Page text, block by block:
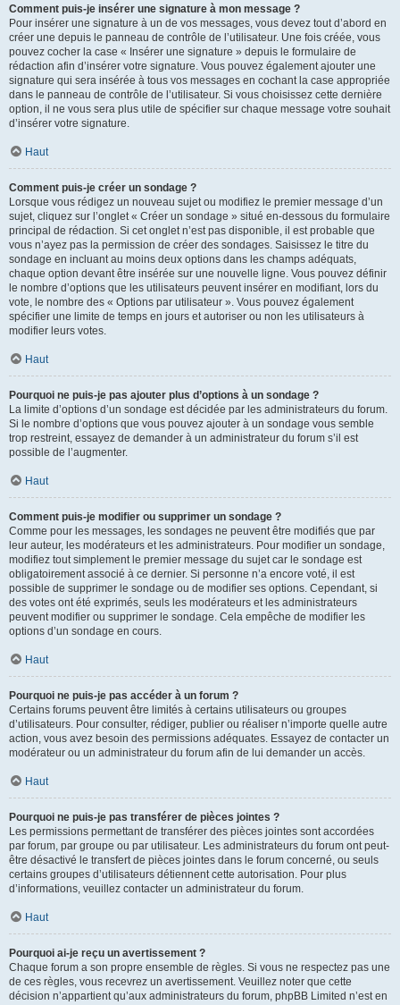
Comment puis-je insérer une signature à mon message ?
Pour insérer une signature à un de vos messages, vous devez tout d’abord en
créer une depuis le panneau de contrôle de l’utilisateur. Une fois créée, vous
pouvez cocher la case « Insérer une signature » depuis le formulaire de
rédaction afin d’insérer votre signature. Vous pouvez également ajouter une
signature qui sera insérée à tous vos messages en cochant la case appropriée
dans le panneau de contrôle de l’utilisateur. Si vous choisissez cette dernière
option, il ne vous sera plus utile de spécifier sur chaque message votre souhait
d’insérer votre signature.
Haut
Comment puis-je créer un sondage ?
Lorsque vous rédigez un nouveau sujet ou modifiez le premier message d’un
sujet, cliquez sur l’onglet « Créer un sondage » situé en-dessous du formulaire
principal de rédaction. Si cet onglet n’est pas disponible, il est probable que
vous n’ayez pas la permission de créer des sondages. Saisissez le titre du
sondage en incluant au moins deux options dans les champs adéquats,
chaque option devant être insérée sur une nouvelle ligne. Vous pouvez définir
le nombre d’options que les utilisateurs peuvent insérer en modifiant, lors du
vote, le nombre des « Options par utilisateur ». Vous pouvez également
spécifier une limite de temps en jours et autoriser ou non les utilisateurs à
modifier leurs votes.
Haut
Pourquoi ne puis-je pas ajouter plus d’options à un sondage ?
La limite d’options d’un sondage est décidée par les administrateurs du forum.
Si le nombre d’options que vous pouvez ajouter à un sondage vous semble
trop restreint, essayez de demander à un administrateur du forum s’il est
possible de l’augmenter.
Haut
Comment puis-je modifier ou supprimer un sondage ?
Comme pour les messages, les sondages ne peuvent être modifiés que par
leur auteur, les modérateurs et les administrateurs. Pour modifier un sondage,
modifiez tout simplement le premier message du sujet car le sondage est
obligatoirement associé à ce dernier. Si personne n’a encore voté, il est
possible de supprimer le sondage ou de modifier ses options. Cependant, si
des votes ont été exprimés, seuls les modérateurs et les administrateurs
peuvent modifier ou supprimer le sondage. Cela empêche de modifier les
options d’un sondage en cours.
Haut
Pourquoi ne puis-je pas accéder à un forum ?
Certains forums peuvent être limités à certains utilisateurs ou groupes
d’utilisateurs. Pour consulter, rédiger, publier ou réaliser n’importe quelle autre
action, vous avez besoin des permissions adéquates. Essayez de contacter un
modérateur ou un administrateur du forum afin de lui demander un accès.
Haut
Pourquoi ne puis-je pas transférer de pièces jointes ?
Les permissions permettant de transférer des pièces jointes sont accordées
par forum, par groupe ou par utilisateur. Les administrateurs du forum ont peut-
être désactivé le transfert de pièces jointes dans le forum concerné, ou seuls
certains groupes d’utilisateurs détiennent cette autorisation. Pour plus
d’informations, veuillez contacter un administrateur du forum.
Haut
Pourquoi ai-je reçu un avertissement ?
Chaque forum a son propre ensemble de règles. Si vous ne respectez pas une
de ces règles, vous recevrez un avertissement. Veuillez noter que cette
décision n’appartient qu’aux administrateurs du forum, phpBB Limited n’est en